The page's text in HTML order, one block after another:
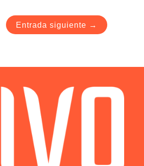
Entrada siguiente →